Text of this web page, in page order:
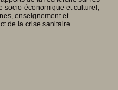
socio-économique et culturel,
enseignement et
de la crise sanitaire.